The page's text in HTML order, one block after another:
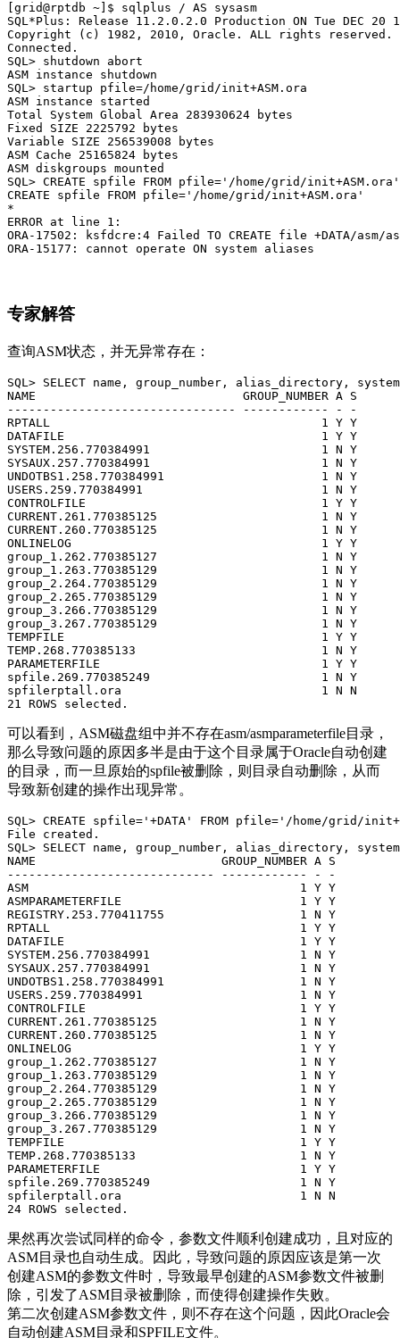
[grid@rptdb ~]$ sqlplus / AS sysasm
SQL*Plus: Release 11.2.0.2.0 Production ON Tue DEC 20
Copyright (c) 1982, 2010, Oracle. ALL rights reserved.
Connected.
SQL> shutdown abort
ASM instance shutdown
SQL> startup pfile=/home/grid/init+ASM.ora
ASM instance started
Total System Global Area 283930624 bytes
Fixed SIZE 2225792 bytes
Variable SIZE 256539008 bytes
ASM Cache 25165824 bytes
ASM diskgroups mounted
SQL> CREATE spfile FROM pfile='/home/grid/
CREATE spfile FROM pfile='/home/grid/init+ASM.ora'
*
ERROR at line 1:
ORA-17502: ksfdcre:4 Failed TO CREATE file +DATA/
ORA-15177: cannot operate ON system aliases
专家解答
查询ASM状态，并无异常存在：
SQL> SELECT name, group_number, alias_directory,
NAME                             GROUP_NUMBER A S
-------------------------------- ------------ - -
RPTALL                                      1 Y Y
DATAFILE                                    1 Y Y
SYSTEM.256.770384991                        1 N Y
SYSAUX.257.770384991                        1 N Y
UNDOTBS1.258.770384991                      1 N Y
USERS.259.770384991                         1 N Y
CONTROLFILE                                 1 Y Y
CURRENT.261.770385125                       1 N Y
CURRENT.260.770385125                       1 N Y
ONLINELOG                                   1 Y Y
group_1.262.770385127                       1 N Y
group_1.263.770385129                       1 N Y
group_2.264.770385129                       1 N Y
group_2.265.770385129                       1 N Y
group_3.266.770385129                       1 N Y
group_3.267.770385129                       1 N Y
TEMPFILE                                    1 Y Y
TEMP.268.770385133                          1 N Y
PARAMETERFILE                               1 Y Y
spfile.269.770385249                        1 N Y
spfilerptall.ora                            1 N N
21 ROWS selected.
可以看到，ASM磁盘组中并不存在asm/asmparameterfile目录，
那么导致问题的原因多半是由于这个目录属于Oracle自动创建
的目录，而一旦原始的spfile被删除，则目录自动删除，从而
导致新创建的操作出现异常。
SQL> CREATE spfile='+DATA' FROM pfile='/home/grid/
File created.
SQL> SELECT name, group_number, alias_directory,
NAME                          GROUP_NUMBER A S
----------------------------- ------------ - -
ASM                                      1 Y Y
ASMPARAMETERFILE                         1 Y Y
REGISTRY.253.770411755                   1 N Y
RPTALL                                   1 Y Y
DATAFILE                                 1 Y Y
SYSTEM.256.770384991                     1 N Y
SYSAUX.257.770384991                     1 N Y
UNDOTBS1.258.770384991                   1 N Y
USERS.259.770384991                      1 N Y
CONTROLFILE                              1 Y Y
CURRENT.261.770385125                    1 N Y
CURRENT.260.770385125                    1 N Y
ONLINELOG                                1 Y Y
group_1.262.770385127                    1 N Y
group_1.263.770385129                    1 N Y
group_2.264.770385129                    1 N Y
group_2.265.770385129                    1 N Y
group_3.266.770385129                    1 N Y
group_3.267.770385129                    1 N Y
TEMPFILE                                 1 Y Y
TEMP.268.770385133                       1 N Y
PARAMETERFILE                            1 Y Y
spfile.269.770385249                     1 N Y
spfilerptall.ora                         1 N N
24 ROWS selected.
果然再次尝试同样的命令，参数文件顺利创建成功，且对应的
ASM目录也自动生成。因此，导致问题的原因应该是第一次
创建ASM的参数文件时，导致最早创建的ASM参数文件被删
除，引发了ASM目录被删除，而使得创建操作失败。
第二次创建ASM参数文件，则不存在这个问题，因此Oracle会
自动创建ASM目录和SPFILE文件。